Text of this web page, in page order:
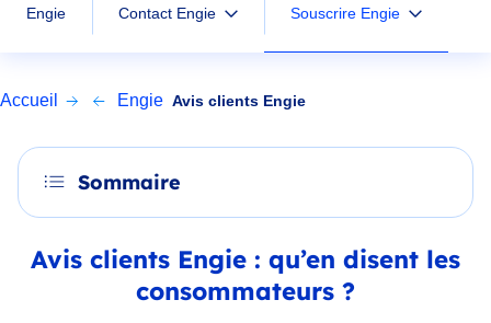
Engie Contact Engie Souscrire Engie
Accueil Engie Avis clients Engie
Sommaire
Avis clients Engie : qu’en disent les
consommateurs ?